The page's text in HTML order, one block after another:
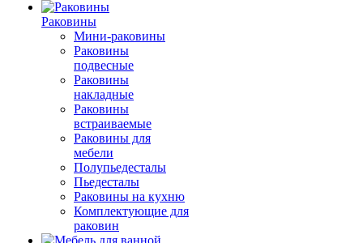
Раковины
Мини-раковины
Раковины
подвесные
Раковины
накладные
Раковины
встраиваемые
Раковины для
мебели
Полупьедесталы
Пьедесталы
Раковины на кухню
Комплектующие для
раковин